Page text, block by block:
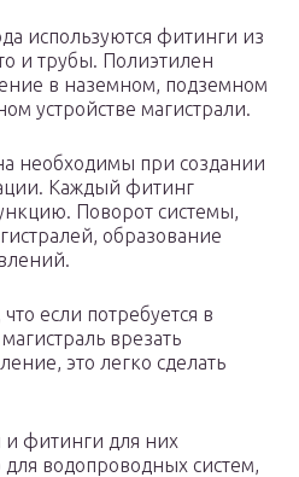
используются фитинги из
и трубы. Полиэтилен
в наземном, подземном
устройстве магистрали.
необходимы при создании
Каждый фитинг
Поворот системы,
образование
если потребуется в
врезать
это легко сделать
фитинги для них
для водопроводных систем,